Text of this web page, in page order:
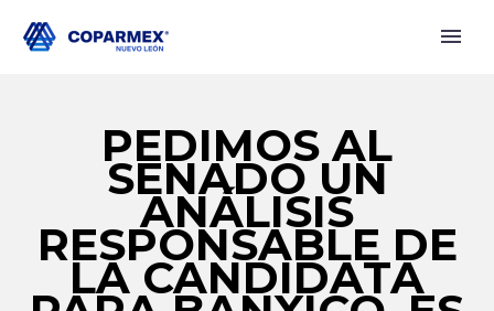
PEDIMOS AL
SENADO UN
ANÁLISIS
RESPONSABLE DE
LA CANDIDATA